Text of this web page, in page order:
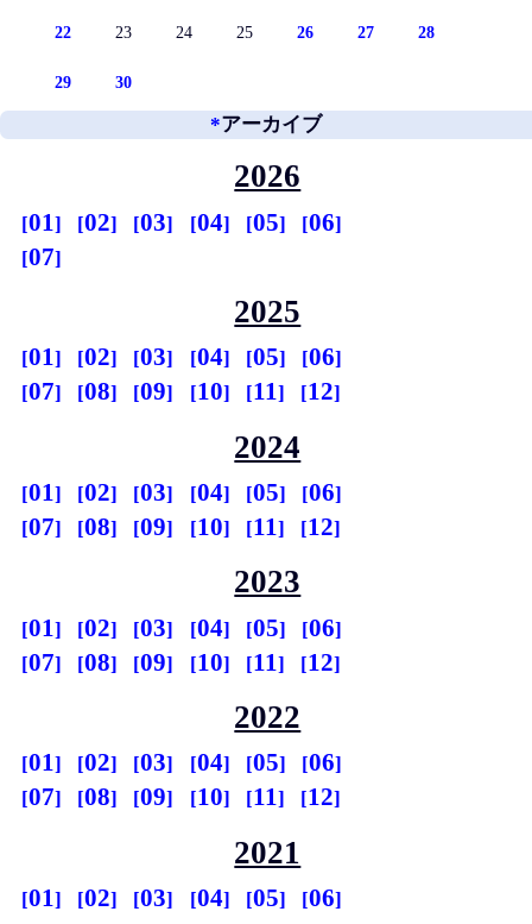
22 23 24 25 26 27 28
29 30
*アーカイブ
2026
01 02 03 04 05
06
07
2025
01 02 03 04 05
06
07
08 09 10 11 12
2024
01 02 03 04 05
06
07
08 09 10 11 12
2023
01 02 03 04 05
06
07
08 09 10 11 12
2022
01 02 03 04 05
06
07
08 09 10 11 12
2021
01 02 03 04 05
06